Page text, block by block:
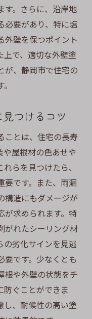
対応
ランの立て方
選び方
の施工方法
ックの重要性
岡市での外壁塗
のタイミング
最新トレンド
対策
手法
重要性
者の選び方
外壁塗装と屋根
外壁塗装戦略
的な対策
住環境
の工夫
す。さらに、沿岸地
必要があり、特に塩
外壁を保つポイント
上で、適切な外壁塗
が、静岡市で住宅の
つけるコツ
ことは、住宅の長寿
屋根材の色あせや
らを見つけたら、
要です。また、雨漏
構造にもダメージが
が求められます。特
がれたシーリング材
の劣化サインを見逃
要です。少なくとも
根や外壁の状態をチ
防ぐことができま
し、耐候性の高い塗